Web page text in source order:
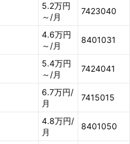
5.2万円
～/月
7423040
4.6万円
～/月
8401031
5.4万円
～/月
7424041
6.7万円/
月
7415015
4.8万円/
月
8401050